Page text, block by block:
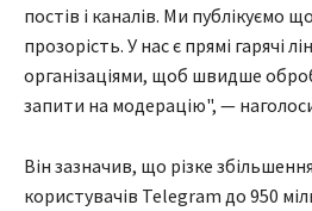
постів і каналів. Ми публікуємо
прозорість. У нас є прямі гарячі
організаціями, щоб швидше
запити на модерацію", —
Він зазначив, що різке
користувачів Telegram до 950